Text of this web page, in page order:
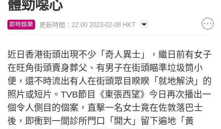
體勁噁心
即時娛樂 更新時間：22:00 2023-02-08 HKT
近日香港街頭出現不少「奇人異士」，繼日前有女子
在旺角街頭賣身葬父、有男子在街頭瞄準垃圾筒小
便，還不時流出有人在街頭眾目睽睽「就地解決」的
照片或短片。TVB節目《東張西望》今日再次播出一
個令人側目的個案，直擊一名女士竟在佐敦落巴士
後，即衝到一間診所門口「開大」留下遍地「黃